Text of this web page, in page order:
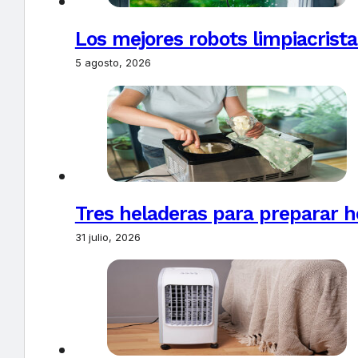
Los mejores robots
5 agosto, 2026
Tres heladeras para preparar
31 julio, 2026